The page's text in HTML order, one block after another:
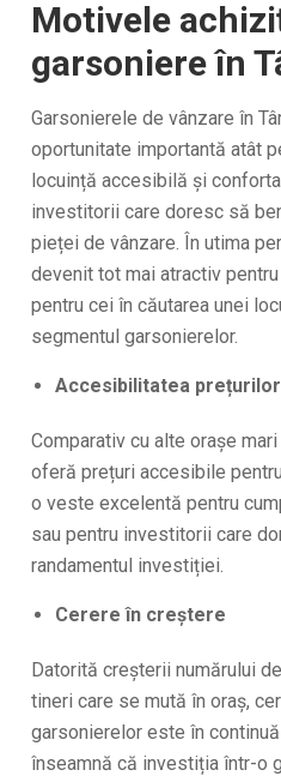
Motivele
garsoniere în
Garsonierele de vânzare în
oportunitate importantă atât
locuință accesibilă și
investitorii care doresc să
pieței de vânzare. În utima
devenit tot mai atractiv
pentru cei în căutarea unei
segmentul garsonierelor.
Accesibilitatea prețurilor
Comparativ cu alte orașe
oferă prețuri accesibile
o veste excelentă pentru
sau pentru investitorii care
randamentul investiției.
Cerere în creștere
Datorită creșterii numărului
tineri care se mută în oraș,
garsonierelor este în
înseamnă că investiția într-o